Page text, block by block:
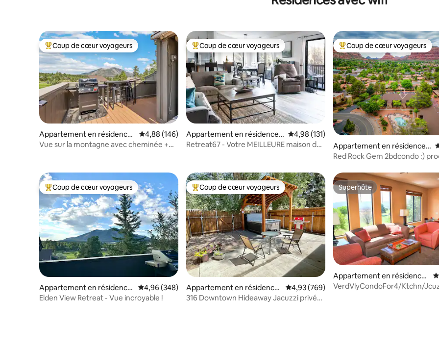
Coups de cœur voyageurs les plus appréciés
Coup de cœur voyageurs
Appartement en résidence
⋅ Flagstaff
Évaluation moyenne sur la base de 146 commentaires : 4,88 sur 5
4,88 (146)
Vue sur la montagne avec cheminée +
Coups de cœur voyageurs les plus appréciés
Coup de cœur voyageurs
Appartement en résidence ⋅
Flagstaff
Évaluation moyenne sur la base de 131
4,98 (131)
Retreat67 - Votre MEILLEURE maison de
Coups de cœur voyageurs les
Coup de cœur voyageurs
Appartement en résidence ⋅
Sedona
Red Rock Gem 2bdcondo :)
Coups de cœur voyageurs les plus appréciés
Coup de cœur voyageurs
Appartement en résidence
⋅ Flagstaff
Évaluation moyenne sur la base de 348 commentaires : 4,96 sur 5
4,96 (348)
Elden View Retreat - Vue incroyable !
Coups de cœur voyageurs les plus appréciés
Coup de cœur voyageurs
Appartement en résidence
⋅ Flagstaff
Évaluation moyenne sur la base de 769
4,93 (769)
316 Downtown Hideaway Jacuzzi privé
Superhôte
Superhôte
Appartement en résidence
⋅ Cornville
VerdVlyCondoFor4/Ktchn/